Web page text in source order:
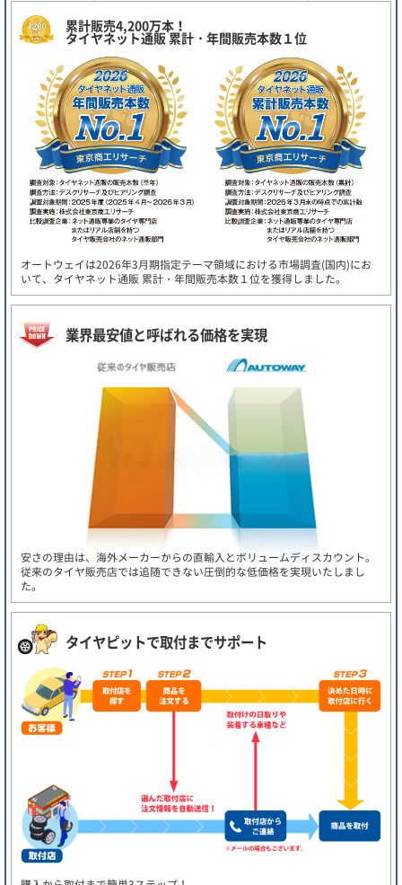
累計販売4,200万本！
タイヤネット通販 累計・年間販売本数１位
オートウェイは2026年3月期指定テーマ領域における市場調査(国内)にお
いて、タイヤネット通販 累計・年間販売本数１位を獲得しました。
業界最安値と呼ばれる価格を実現
安さの理由は、海外メーカーからの直輸入とボリュームディスカウント。
従来のタイヤ販売店では追随できない圧倒的な低価格を実現いたしまし
た。
タイヤピットで取付までサポート